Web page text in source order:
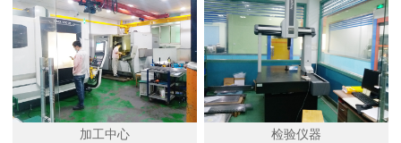
加工中心 检验仪器